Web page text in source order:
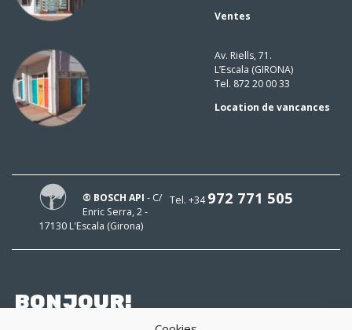
Ventes
Av. Riells, 71.
L’Escala (GIRONA)
Tel. 872 20 00 33
Location de vancances
Tel. +34972 771 505
® BOSCH API - C/
Enric Serra, 2 -
17130 L'Escala (Girona)
BONJOUR!